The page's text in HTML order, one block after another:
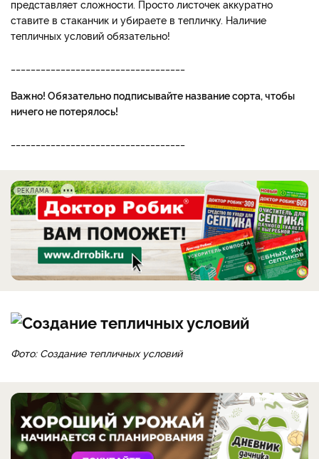
представляет сложности. Просто листочек аккуратно
ставите в стаканчик и убираете в тепличку. Наличие
тепличных условий обязательно!
Важно! Обязательно подписывайте название сорта, чтобы
ничего не потерялось!
РЕКЛАМА
Фото: Создание тепличных условий